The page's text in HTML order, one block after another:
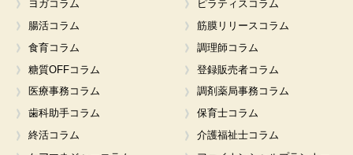
ヨガコラム
ピラティスコラム
腸活コラム
筋膜リリースコラム
食育コラム
調理師コラム
糖質OFFコラム
登録販売者コラム
医療事務コラム
調剤薬局事務コラム
歯科助手コラム
保育士コラム
終活コラム
介護福祉士コラム